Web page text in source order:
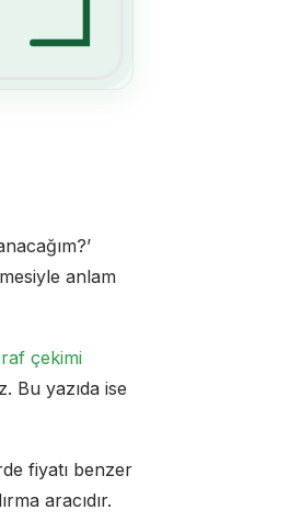
anlam
çekimi
Bu yazıda ise
fiyatı benzer
aracıdır.